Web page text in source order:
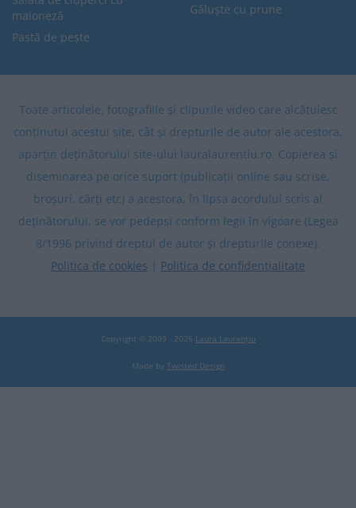
maioneză
Pastă de pește
Găluște cu prune
Toate articolele, fotografiile și clipurile video care alcătuiesc
conținutul acestui site, cât și drepturile de autor ale acestora,
aparțin deținătorului site-ului lauralaurentiu.ro. Copierea și
diseminarea pe orice suport (publicații online sau scrise,
broșuri, cărți etc) a acestora, în lipsa acordului scris al
deținătorului, se vor pedepsi conform legii în vigoare (Legea
8/1996 privind dreptul de autor și drepturile conexe).
Politica de cookies | Politica de confidentialitate
Copyright © 2009 - 2026 Laura Laurențiu
Made by Twisted Design